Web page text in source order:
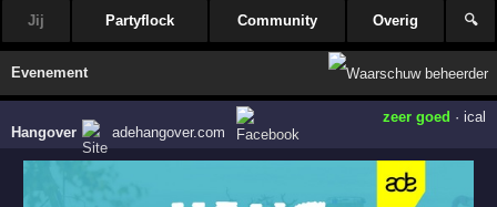
Jij Partyflock Community Overig 🔍
Evenement
Hangover adehangover.com
zeer goed · ical